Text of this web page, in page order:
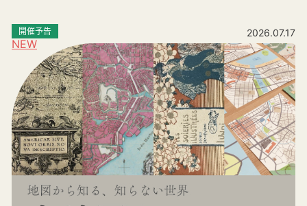
NEW
開催予告 2026.07.17